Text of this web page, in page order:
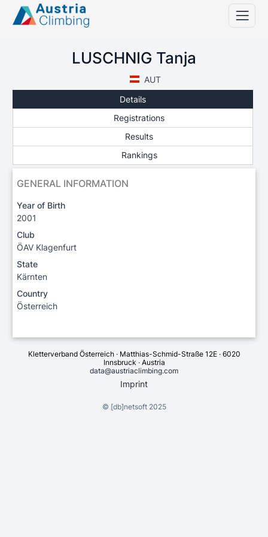
LUSCHNIG Tanja
AUT
Details
Registrations
Results
Rankings
GENERAL INFORMATION
Year of Birth
2001
Club
ÖAV Klagenfurt
State
Kärnten
Country
Österreich
Kletterverband Österreich · Matthias-Schmid-Straße 12E · 6020
Innsbruck · Austria
data@austriaclimbing.com
Imprint
© [db]netsoft2025